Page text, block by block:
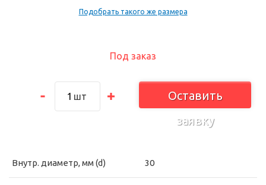
Под заказ
шт
Оставить
заявку
Подобрать такого же размера
Внутр. диаметр, мм (d) 30